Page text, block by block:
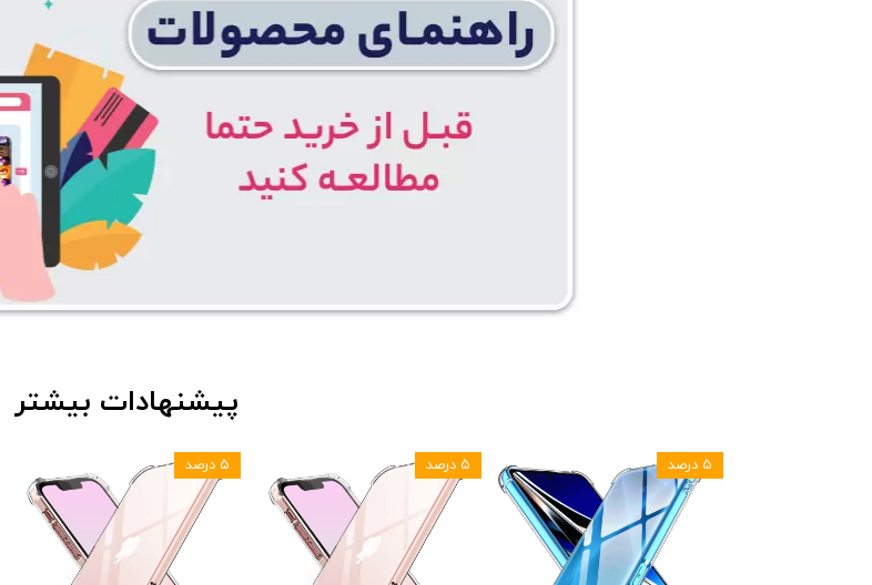
۵ درصد ۵ درصد
پیشنهادات بیشتر